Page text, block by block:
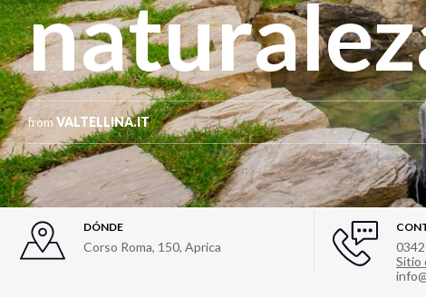
from VALTELLINA.IT
DÓNDE
Corso Roma, 150, Aprica
Sitio